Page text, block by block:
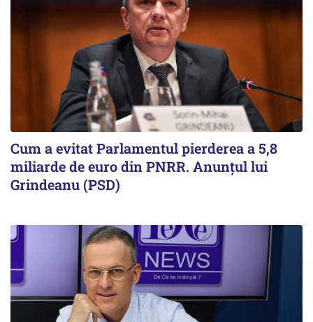
Cum a evitat Parlamentul pierderea a 5,8
miliarde de euro din PNRR. Anunțul lui
Grindeanu (PSD)